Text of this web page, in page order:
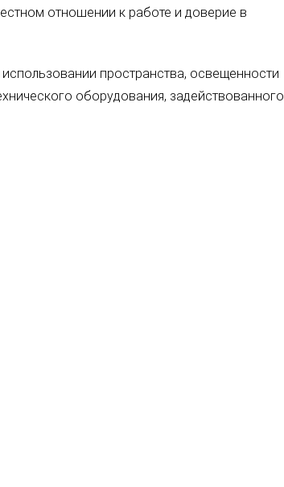
отношении к работе и доверие в
пространства, освещенности
оборудования, задействованного